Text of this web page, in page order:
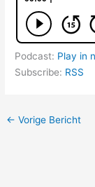
Podcast: Play in
Subscribe: RSS
← Vorige Bericht